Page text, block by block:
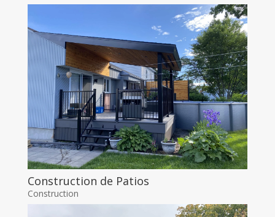
Construction de Patios
Construction